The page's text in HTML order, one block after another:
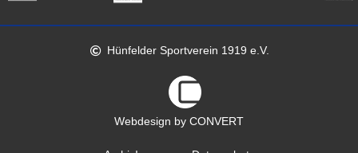
Hünfelder Sportverein 1919 e.V.
Webdesign by CONVERT